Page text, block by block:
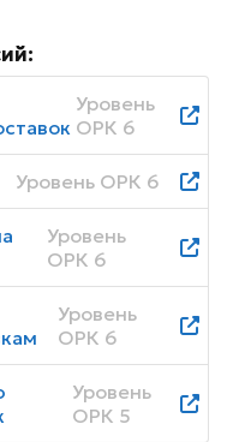
Уровень
ОРК 6
Уровень ОРК 6
Уровень
ОРК 6
Уровень
ОРК 6
Уровень
ОРК 5